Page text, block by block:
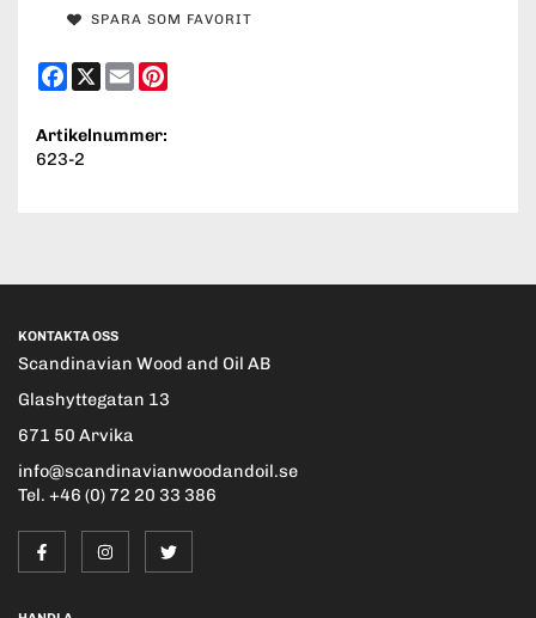
SPARA SOM FAVORIT
Facebook
X Email
Artikelnummer:
623-2
KONTAKTA OSS
Scandinavian Wood and Oil AB
Glashyttegatan 13
671 50 Arvika
info@scandinavianwoodandoil.se
Tel. +46 (0) 72 20 33 386